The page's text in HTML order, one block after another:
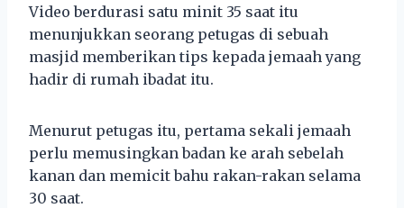
Video berdurasi satu minit 35 saat itu
menunjukkan seorang petugas di sebuah
masjid memberikan tips kepada jemaah yang
hadir di rumah ibadat itu.
Menurut petugas itu, pertama sekali jemaah
perlu memusingkan badan ke arah sebelah
kanan dan memicit bahu rakan-rakan selama
30 saat.